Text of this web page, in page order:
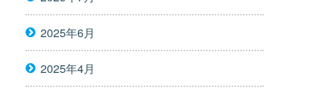
2025年6月
2025年4月